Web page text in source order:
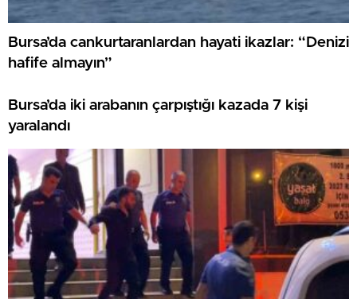
Bursa’da cankurtaranlardan hayati ikazlar: “Denizi
hafife almayın”
Bursa’da iki arabanın çarpıştığı kazada 7 kişi
yaralandı